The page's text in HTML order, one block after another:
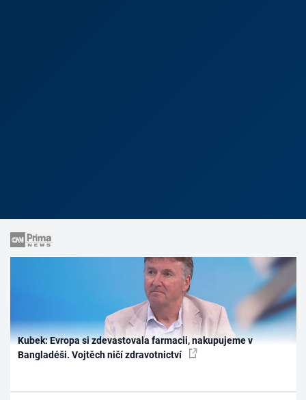
Kubek: Evropa si zdevastovala farmacii, nakupujeme v
Bangladéši. Vojtěch ničí zdravotnictví